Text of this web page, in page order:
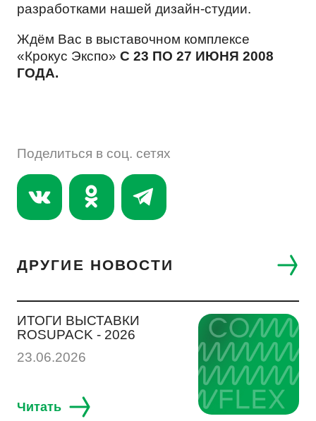
КОРПОРАТИВНАЯ ЭТИКА
ПОЛИТИКА ОБРАБОТКИ
КОСМЕТИЧЕСКИЕ СРЕДСТВА
КОРМА ДЛЯ ЖИВОТНЫХ
СЫПУЧИЕ ПРОДУКТЫ
МАСЛОЖИРОВАЯ ПРОДУКЦИЯ
СОУСЫ, ЖИДКИЕ СПЕЦИИ
разработками нашей дизайн-студии.
Ждём Вас в выставочном комплексе
«Крокус Экспо» С 23 ПО 27 ИЮНЯ 2008
ГОДА.
Поделиться в соц. сетях
ДРУГИЕ НОВОСТИ
ИТОГИ ВЫСТАВКИ
ROSUPACK - 2026
23.06.2026
Читать